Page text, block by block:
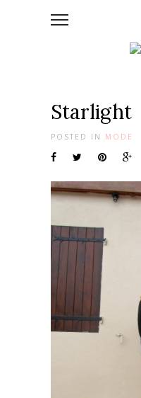
Starlight
POSTED IN MODE